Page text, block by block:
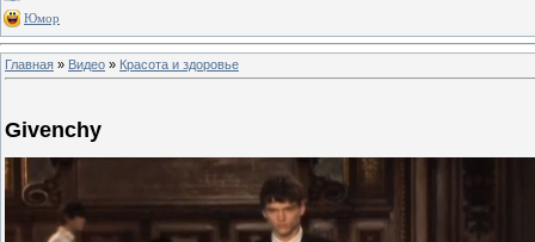
Юмор
Главная » Видео » Красота и здоровье
Givenchy